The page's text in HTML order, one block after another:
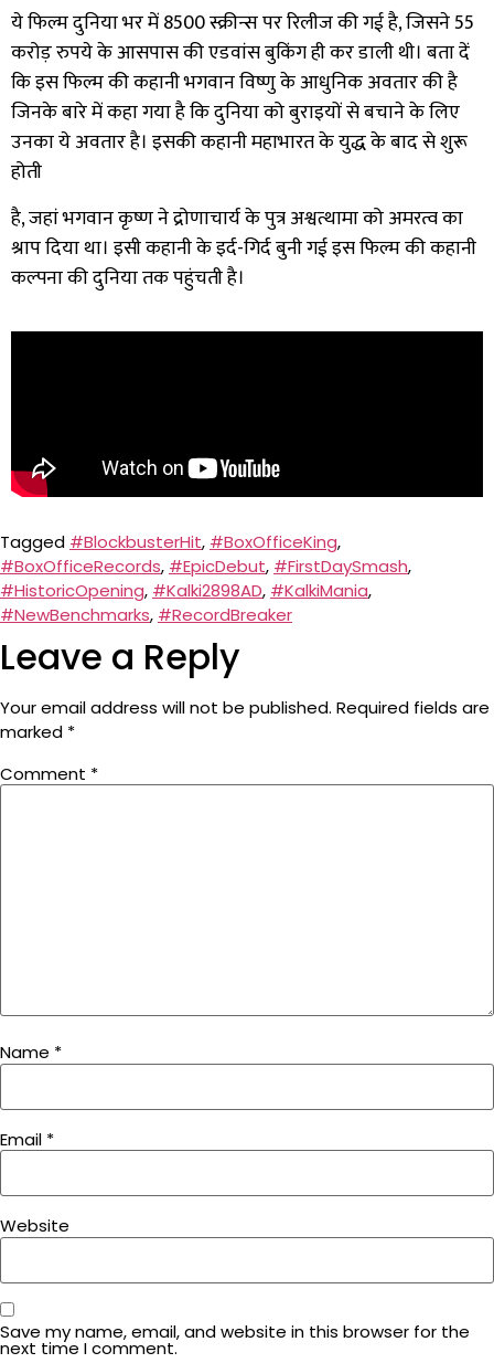
ये फिल्म दुनिया भर में 8500 स्क्रीन्स पर रिलीज की गई है, जिसने 55
करोड़ रुपये के आसपास की एडवांस बुकिंग ही कर डाली थी। बता दें
कि इस फिल्म की कहानी भगवान विष्णु के आधुनिक अवतार की है
जिनके बारे में कहा गया है कि दुनिया को बुराइयों से बचाने के लिए
उनका ये अवतार है। इसकी कहानी महाभारत के युद्ध के बाद से शुरू
होती
है, जहां भगवान कृष्ण ने द्रोणाचार्य के पुत्र अश्वत्थामा को अमरत्व का
श्राप दिया था। इसी कहानी के इर्द-गिर्द बुनी गई इस फिल्म की कहानी
कल्पना की दुनिया तक पहुंचती है।
Tagged #BlockbusterHit, #BoxOfficeKing,
#BoxOfficeRecords, #EpicDebut, #FirstDaySmash,
#HistoricOpening, #Kalki2898AD, #KalkiMania,
#NewBenchmarks, #RecordBreaker
Leave a Reply
Your email address will not be published. Required fields are
marked *
Comment *
Name *
Email *
Website
Save my name, email, and website in this browser for the
next time I comment.